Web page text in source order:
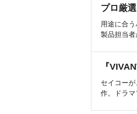
プロ厳
用途に合
製品担当者
『
セイコー
作。ドラマ